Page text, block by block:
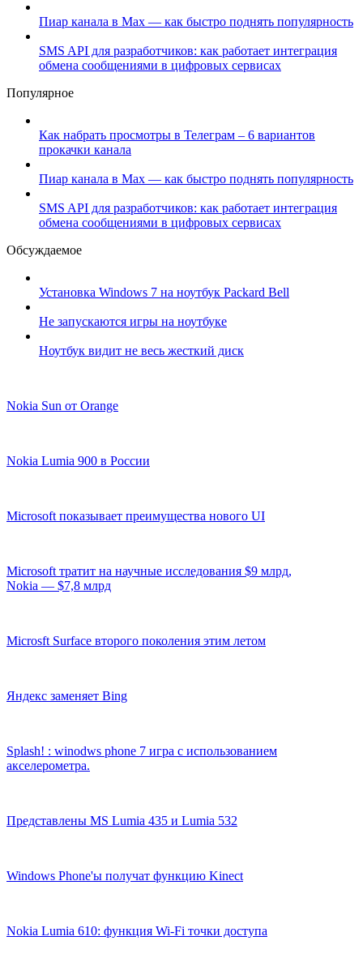
Пиар канала в Max — как быстро поднять популярность
SMS API для разработчиков: как работает интеграция
обмена сообщениями в цифровых сервисах
Популярное
Как набрать просмотры в Телеграм – 6 вариантов
прокачки канала
Пиар канала в Max — как быстро поднять популярность
SMS API для разработчиков: как работает интеграция
обмена сообщениями в цифровых сервисах
Обсуждаемое
Установка Windows 7 на ноутбук Packard Bell
Не запускаются игры на ноутбуке
Ноутбук видит не весь жесткий диск
Nokia Sun от Orange
Nokia Lumia 900 в России
Microsoft показывает преимущества нового UI
Microsoft тратит на научные исследования $9 млрд,
Nokia — $7,8 млрд
Microsft Surface второго поколения этим летом
Яндекс заменяет Bing
Splash! : winodws phone 7 игра с использованием
акселерометра.
Представлены MS Lumia 435 и Lumia 532
Windows Phone'ы получат функцию Kinect
Nokia Lumia 610: функция Wi-Fi точки доступа